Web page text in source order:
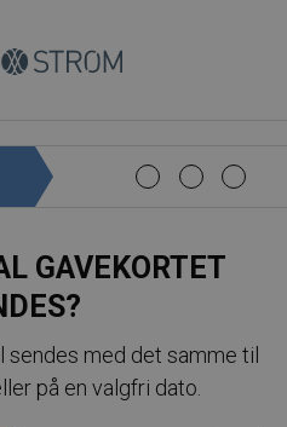
GAVEKORTET
med det samme til
på en valgfri dato.